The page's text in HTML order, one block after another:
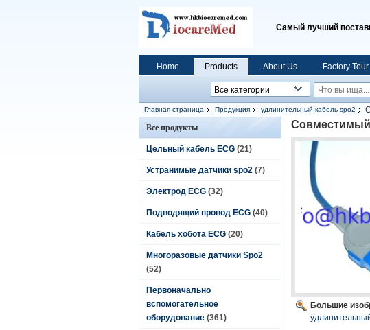
Самый лучший
Home Products About Us Factory Tour
Главная страница Продукция удлинительный кабель spo2
Все продукты
Цельный кабель ECG (21)
Устранимые датчики spo2 (7)
Электрод ECG (32)
Подводящий провод ECG (40)
Кабель хобота ECG (20)
Многоразовые датчики Spo2
(52)
Первоначально
вспомогательное
оборудование (361)
Совместимый
Большие